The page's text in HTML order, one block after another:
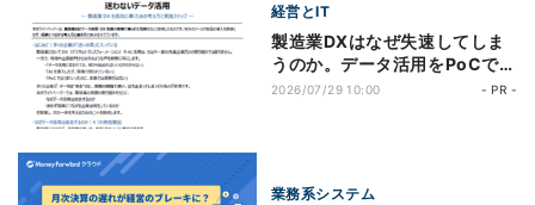
経営とIT
製造業DXはなぜ失速してしま
うのか。データ活用をPoCで終
わらせないための「5ステップ
2026/07/29 10:00 - PR -
業務系システム